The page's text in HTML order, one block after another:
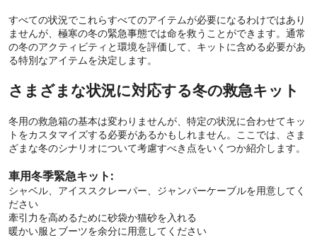
すべての状況でこれらすべてのアイテムが必要になるわけではあり
ませんが、極寒の冬の緊急事態では命を救うことができます。通常
の冬のアクティビティと環境を評価して、キットに含める必要があ
る特別なアイテムを決定します。
さまざまな状況に対応する冬の救急キット
冬用の救急箱の基本は変わりませんが、特定の状況に合わせてキッ
トをカスタマイズする必要があるかもしれません。ここでは、さま
ざまな冬のシナリオについて考慮すべき点をいくつか紹介します。
車用冬季緊急キット:
シャベル、アイススクレーパー、ジャンパーケーブルを用意してく
ださい
牽引力を高めるために砂袋か猫砂を入れる
暖かい服とブーツを余分に用意してください